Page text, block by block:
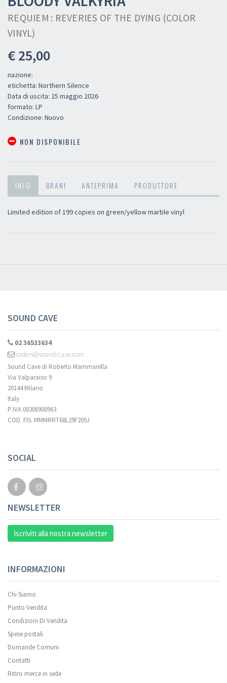
REQUIEM : REVERIES OF THE DYING (COLOR
VINYL)
€ 25,00
nazione:
etichetta: Northern Silence
Data di uscita: 25 maggio 2026
formato: LP
Condizione: Nuovo
NON DISPONIBILE
INFO BRANI ANTEPRIMA PRODUTTORE
Limited edition of 199 copies on green/yellow marble vinyl
SOUND CAVE
02 36533634
orders@sound-cave.com
Sound Cave di Roberto Mammarella
Via Valparaiso 9
20144 Milano
Italy
P.IVA 08306900963
COD. FIS. MMMRRT68L29F205J
SOCIAL
NEWSLETTER
Iscriviti alla nostra newsletter
INFORMAZIONI
Chi Siamo
Punto Vendita
Condizioni Di Vendita
Spese postali
Domande Comuni
Contatti
Ritiro merce in sede